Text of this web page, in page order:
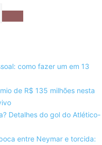
como fazer um em 13
de R$ 135 milhões nesta
Detalhes do gol do Atlético-
entre Neymar e torcida: